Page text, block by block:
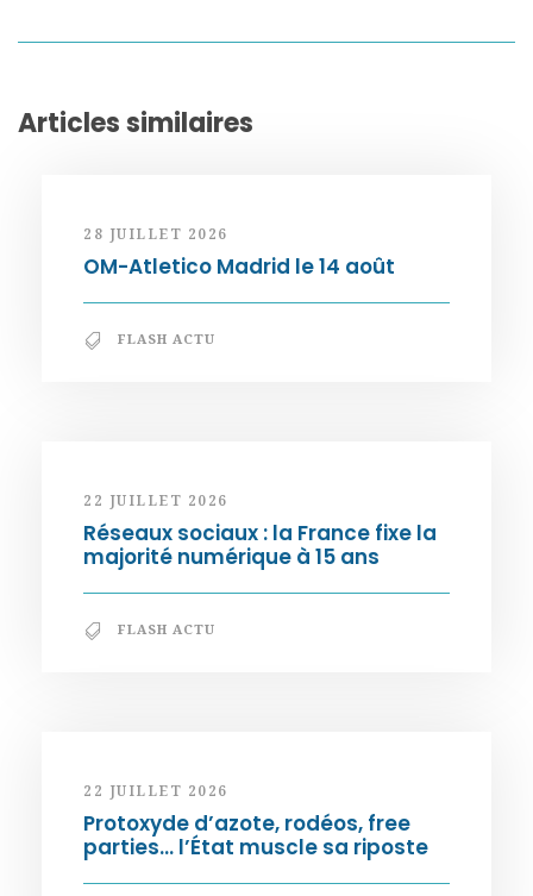
Articles similaires
28 JUILLET 2026
OM-Atletico Madrid le 14 août
FLASH ACTU
22 JUILLET 2026
Réseaux sociaux : la France fixe la
majorité numérique à 15 ans
FLASH ACTU
22 JUILLET 2026
Protoxyde d’azote, rodéos, free
parties… l’État muscle sa riposte